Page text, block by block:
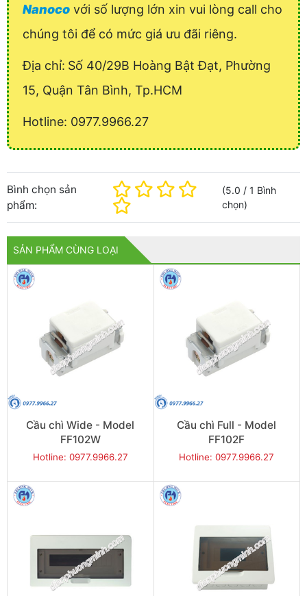
Nanoco với số lượng lớn xin vui lòng call cho
chúng tôi để có mức giá ưu đãi riêng.
Địa chỉ: Số 40/29B Hoàng Bật Đạt, Phường
15, Quận Tân Bình, Tp.HCM
Hotline: 0977.9966.27
Bình chọn sản
phẩm:
(5.0 /1 Bình
chọn)
SẢN PHẨM CÙNG LOẠI
Cầu chì Wide - Model
FF102W
Hotline: 0977.9966.27
Cầu chì Full - Model
FF102F
Hotline: 0977.9966.27